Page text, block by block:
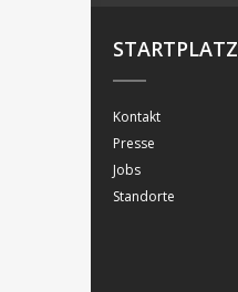
STARTPLATZ
Kontakt
Presse
Jobs
Standorte